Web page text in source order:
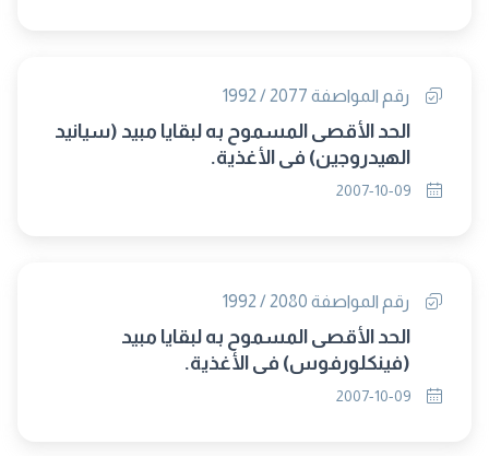
رقم المواصفة 2077 / 1992
الحد الأقصى المسموح به لبقايا مبيد (سيانيد
الهيدروجين) فى الأغذية.
رقم المواصفة 2080 / 1992
الحد الأقصى المسموح به لبقايا مبيد
(فينكلورفوس) فى الأغذية.